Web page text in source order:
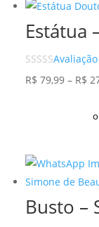
Estátua
R$ 79,99 – R$
Busto –